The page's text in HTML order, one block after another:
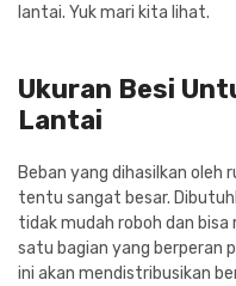
lantai. Yuk mari kita lihat.
Ukuran Besi
Lantai
Beban yang dihasilkan
tentu sangat besar.
tidak mudah roboh dan bisa
satu bagian yang berperan
ini akan mendistribusikan